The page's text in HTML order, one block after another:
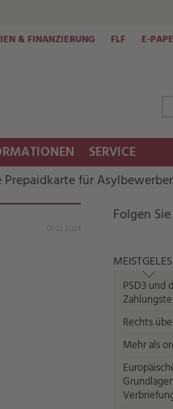
& FINANZIERUNG FLF E-
Prepaidkarte für
01.02.2024
Folgen
PSD3 und
Rechts
Mehr als
SERVICE